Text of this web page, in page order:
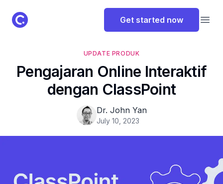
ClassPoint Logo Get started now
UPDATE PRODUK
Pengajaran Online Interaktif
dengan ClassPoint
Dr. John Yan
July 10, 2023